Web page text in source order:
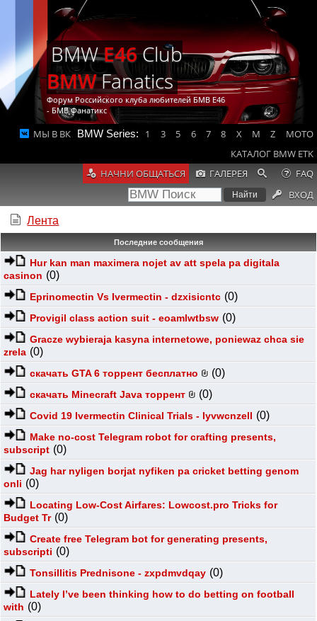
BMWE46Club
BMWFanatics
Форум Российского клуба любителей БМВ Е46
- БМВ Фанатикс
МЫ В ВК BMW Series: 1 3 5 6 7 8 X M Z
MOTO
КАТАЛОГ BMW ETK
НАЧНИ ОБЩАТЬСЯ
ГАЛЕРЕЯ
FAQ
ВХОД
Лента
Последние сообщения
Hur kan man maximera nojet av att spela pa digitala
casinon (0)
Eprinomectin Vs Ivermectin - dzxisicntc (0)
Provigil class action suit - eoamlwtbsw (0)
Gracze wybieraja kasyna internetowe, poniewaz chca sie
zrela (0)
скачать GTA 6 торрент бесплатно (0)
скачать Minecraft Java торрент (0)
Covid 19 Ivermectin Clinical Trials - lyvwcnzell (0)
Make no-cost Telegram robot for crafting presents,
subscript (0)
Jag har nyligen borjat nyfiken pa cricket betting genom
onli (0)
Locating Low-Cost Airfares: Lowcost.pro Tricks for
Budget Tr (0)
Create free Telegram bot for generating presents,
subscripti (0)
Tonsillitis Prednisone - zxpdmvdqay (0)
Lately I’ve been thinking how to do betting on football
with (0)